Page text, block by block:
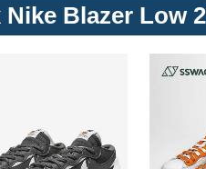
Nike Blazer Low